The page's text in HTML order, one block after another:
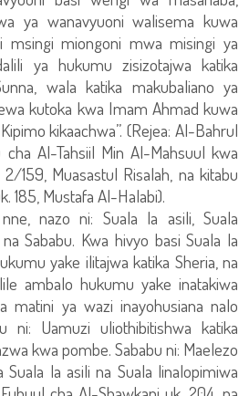
ya wanavyuoni walisema kuwa
msingi miongoni mwa misingi ya
ya hukumu zisizotajwa katika
wala katika makubaliano ya
kutoka kwa Imam Ahmad kuwa
kikaachwa”. (Rejea: Al-Bahrul
Al-Tahsiil Min Al-Mahsuul kwa
159, Muasastul Risalah, na kitabu
185, Mustafa Al-Halabi).
nazo ni: Suala la asili, Suala
Sababu. Kwa hivyo basi Suala la
yake ilitajwa katika Sheria, na
ambalo hukumu yake inatakiwa
matini ya wazi inayohusiana nalo
ni: Uamuzi uliothibitishwa katika
kwa pombe. Sababu ni: Maelezo
Suala la asili na Suala linalopimiwa